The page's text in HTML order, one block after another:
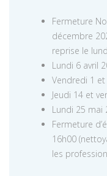
Fermeture
décembre
reprise le
Lundi 6 avril
Vendredi 1
Jeudi 14 et
Lundi 25 mai
Fermeture
16h00
les